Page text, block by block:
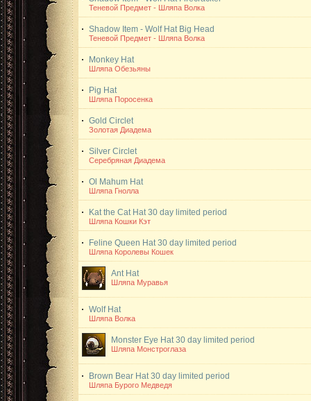
Теневой Предмет - Шляпа Волка
Shadow Item - Wolf Hat Big Head
Теневой Предмет - Шляпа Волка
Monkey Hat
Шляпа Обезьяны
Pig Hat
Шляпа Поросенка
Gold Circlet
Золотая Диадема
Silver Circlet
Серебряная Диадема
Ol Mahum Hat
Шляпа Гнолла
Kat the Cat Hat30 day limited period
Шляпа Кошки Кэт
Feline Queen Hat30 day limited period
Шляпа Королевы Кошек
Ant Hat
Шляпа Муравья
Wolf Hat
Шляпа Волка
Monster Eye Hat30 day limited period
Шляпа Монстроглаза
Brown Bear Hat30 day limited period
Шляпа Бурого Медведя